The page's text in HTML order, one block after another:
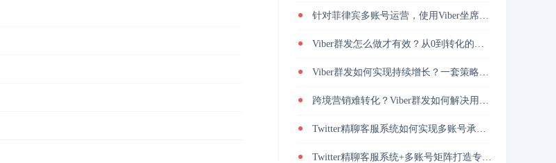
针对菲律宾多账号运营，使用Viber坐席客服系统降低人力管理成本
Viber群发怎么做才有效？从0到转化的实战路径
Viber群发如何实现持续增长？一套策略放大转化能力
跨境营销难转化？Viber群发如何解决用户触达问题？
Twitter精聊客服系统如何实现多账号承接与转化提升
Twitter精聊客服系统+多账号矩阵打造专业增长策略